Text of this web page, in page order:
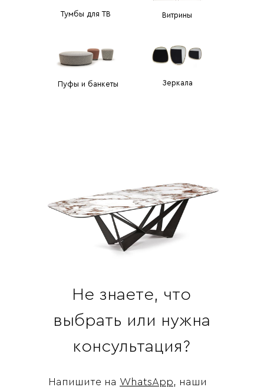
Витрины
Тумбы для ТВ
Пуфы и банкеты Зеркала
Напишите на WhatsApp, наши
Не знаете, что
выбрать или нужна
консультация?